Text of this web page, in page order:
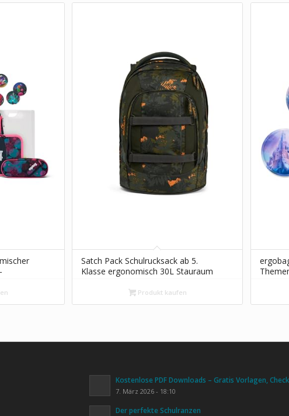
Satch Pack Schulrucksack ab 5.
Klasse ergonomisch 30L Stauraum
Jurassic Jungle – Grün
Produkt kaufen
Kostenlose PDF Downloads – Gratis Vorlagen,
7. März 2026 - 18:10
Der perfekte Schulranzen